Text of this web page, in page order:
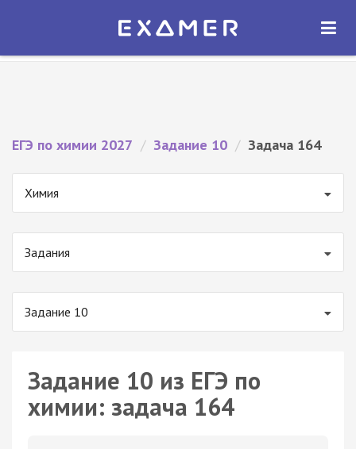
Экзамер — ЕГЭ 2027
ОТКРЫТЬ
ЕГЭ по химии 2027 / Задание 10 / Задача 164
Химия
Задания
Задание 10
Задание 10 из ЕГЭ по
химии: задача 164